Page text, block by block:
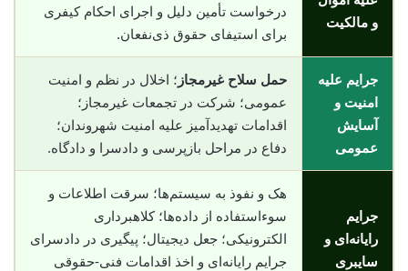
و مالکیت
درخواست تأمین دلیل و اجرای احکام کیفری
برای استیفای حقوق ذی‌نفعان.
جرایم علیه
امنیت و
آسایش
عمومی
حمل سلاح غیرمجاز ؛ اخلال در نظم و امنیت
عمومی؛ شرکت در تجمعات غیرمجاز؛
اقدامات تهدیدآمیز علیه امنیت شهروندان؛
دفاع در مراحل بازپرسی و دادسرا و دادگاه.
جرایم
رایانه‌ای و
سایبری
هک و نفوذ به سیستم‌ها؛ سرقت اطلاعات و
سوء‌استفاده از داده‌ها؛ کلاهبرداری
الکترونیکی؛ جعل دیجیتال؛ پیگیری در دادسرای
جرایم رایانه‌ای و اخذ اقدامات فنی-حقوقی